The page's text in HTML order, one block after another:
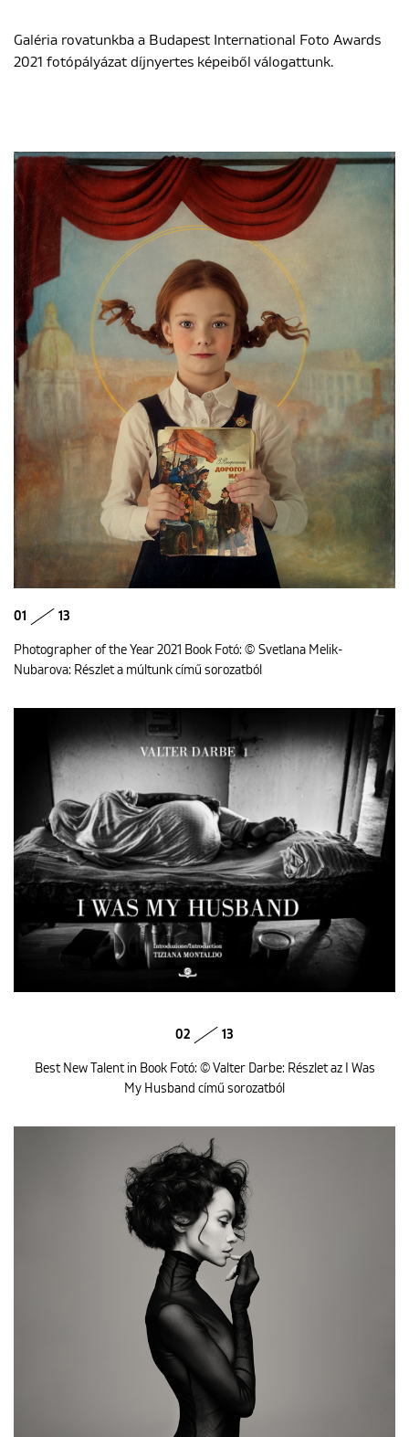
Galéria rovatunkba a Budapest International Foto Awards
2021 fotópályázat díjnyertes képeiből válogattunk.
01 13
Photographer of the Year 2021 Book Fotó: © Svetlana Melik-
Nubarova: Részlet a múltunk című sorozatból
02 13
Best New Talent in Book Fotó: © Valter Darbe: Részlet az I Was
My Husband című sorozatból